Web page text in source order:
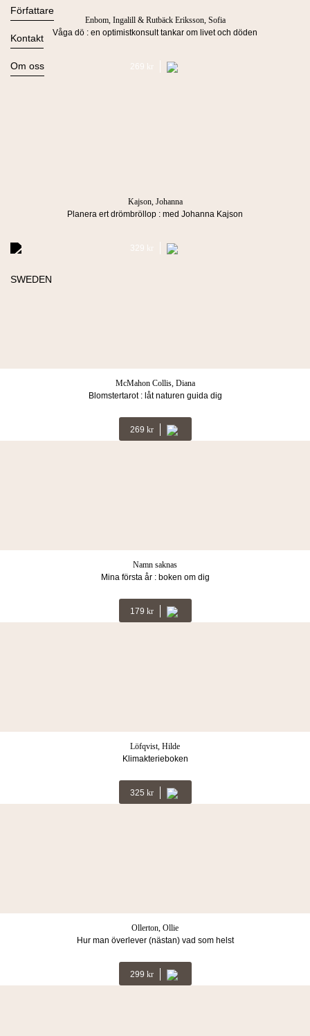
Enbom, Ingalill & Rutbäck Eriksson, Sofia
Våga dö : en optimistkonsult tankar om livet och döden
269 Kr
Kajson, Johanna
Planera ert drömbröllop : med Johanna Kajson
329 Kr
McMahon Collis, Diana
Blomstertarot : låt naturen guida dig
269 Kr
Namn saknas
Mina första år : boken om dig
179 Kr
Löfqvist, Hilde
Klimakterieboken
325 Kr
Ollerton, Ollie
Hur man överlever (nästan) vad som helst
299 Kr
Alla böcker
Ljudböcker
Nyheter
Författare
Se alla
Kontakt
Kontakta oss
Press
Om oss